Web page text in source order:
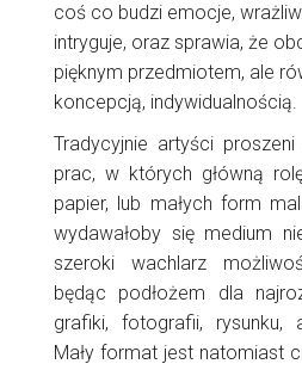
coś co budzi emocje,
intryguje, oraz sprawia, że
pięknym przedmiotem, ale
koncepcją, indywidualnością.
Tradycyjnie artyści
prac, w których główną
papier, lub małych form
wydawałoby się medium
szeroki wachlarz
będąc podłożem dla
grafiki, fotografii, rysunku,
Mały format jest natomiast